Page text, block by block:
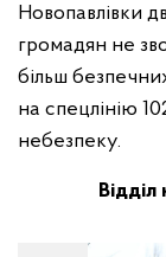
Новопавлівки
громадян не
більш
на спецлінію
небезпеку.
Відділ